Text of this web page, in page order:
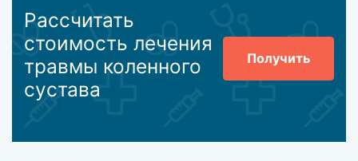
Рассчитать
стоимость лечения
травмы коленного
сустава
Получить